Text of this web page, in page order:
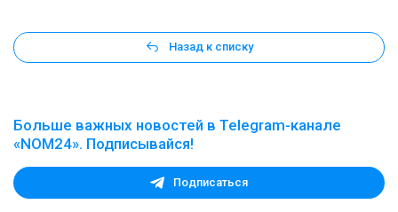
Назад к списку
Больше важных новостей в Telegram-канале
«NOM24». Подписывайся!
Подписаться